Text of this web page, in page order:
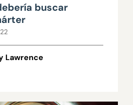
buscar
Lawrence